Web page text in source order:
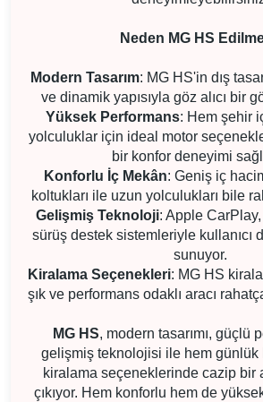
Neden MG HS
Modern Tasarım: MG HS'in dış
ve dinamik yapısıyla göz alıcı bir
Yüksek Performans: Hem şehir
yolculuklar için ideal motor
bir konfor deneyimi
Konforlu İç Mekân: Geniş iç
koltukları ile uzun yolculukları bile
Gelişmiş Teknoloji: Apple
sürüş destek sistemleriyle kullanıcı
sunuyor.
Kiralama Seçenekleri: MG HS
şık ve performans odaklı aracı
MG HS, modern tasarımı, güçlü
gelişmiş teknolojisi ile hem günlük
kiralama seçeneklerinde cazip bir
çıkıyor. Hem konforlu hem de